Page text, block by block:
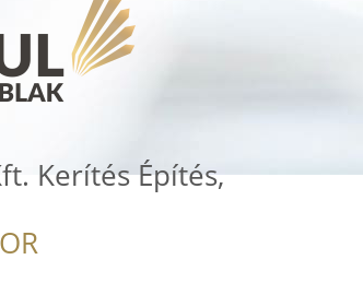
Kerítés Építés,